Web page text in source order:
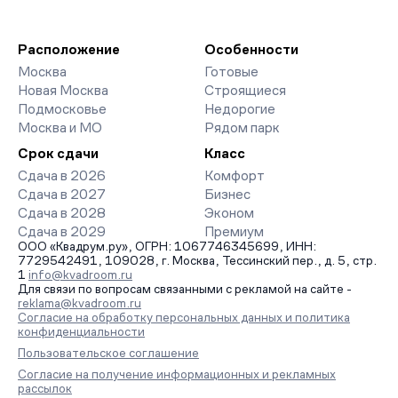
организует просмотр и поможет одобрить ипотеку по
минимальной ставке. Чтобы зафиксировать цену, оставьте
заявку на обратный звонок.
Расположение
Москва
Новая Москва
Подмосковье
Москва и МО
Особенности
Готовые
Строящиеся
Недорогие
Рядом парк
Срок сдачи
Сдача в 2026
Сдача в 2027
Сдача в 2028
Сдача в 2029
Класс
Комфорт
Бизнес
Эконом
Премиум
ООО «Квадрум.ру», ОГРН: 1067746345699, ИНН:
7729542491, 109028, г. Москва, Тессинский пер., д. 5, стр.
1 info@kvadroom.ru
Для связи по вопросам связанными с рекламой на сайте -
reklama@kvadroom.ru
Согласие на обработку персональных данных и политика
конфиденциальности
Пользовательское соглашение
Согласие на получение информационных и рекламных
рассылок